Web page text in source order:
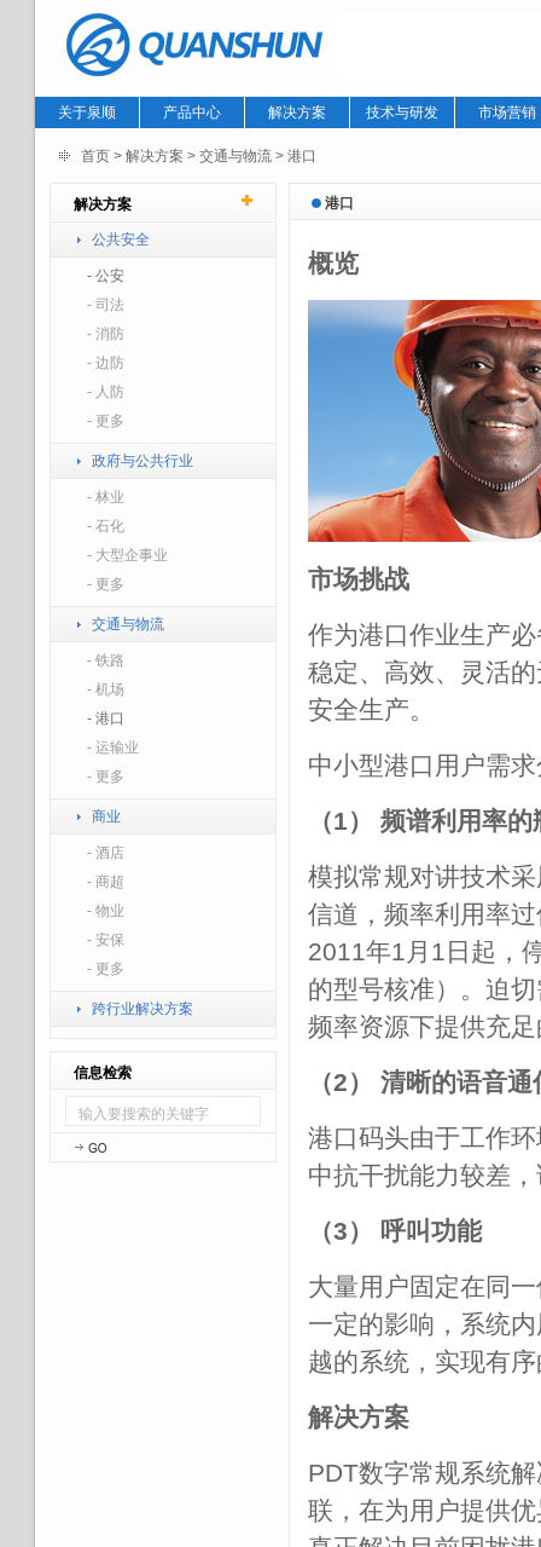
关于泉顺 产品中心 解决方案 技术与研发 市场营销
首页 > 解决方案 > 交通与物流 > 港口
港口
概览
市场挑战
作为港口作业生产
稳定、高效、灵活
安全生产。
中小型港口用户需
（1） 频谱利用率的
模拟常规对讲技术
信道，频率利用率
2011年1月1日起，
的型号核准）。迫
频率资源下提供充
（2） 清晰的语音
港口码头由于工作
中抗干扰能力较差
（3） 呼叫功能
大量用户固定在同
一定的影响，系统
越的系统，实现有
解决方案
PDT数字常规系统
联，在为用户提供
解决方案
公共安全
- 公安
- 司法
- 消防
- 边防
- 人防
- 更多
政府与公共行业
- 林业
- 石化
- 大型企事业
- 更多
交通与物流
- 铁路
- 机场
- 港口
- 运输业
- 更多
商业
- 酒店
- 商超
- 物业
- 安保
- 更多
跨行业解决方案
信息检索